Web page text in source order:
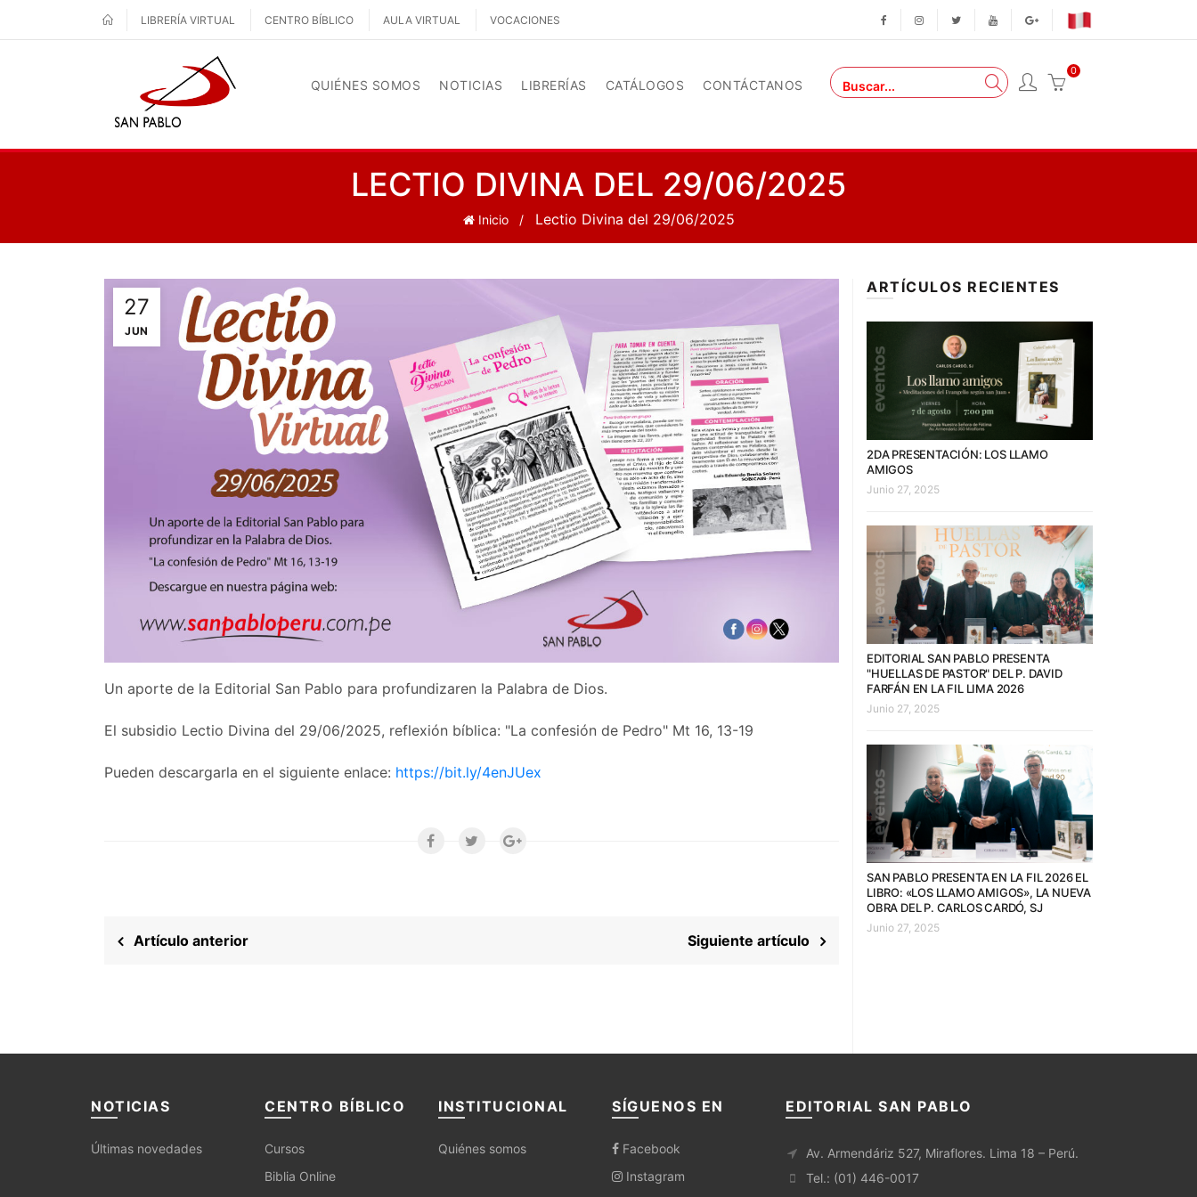
LIBRERÍA VIRTUAL CENTRO BÍBLICO AULA VIRTUAL VOCACIONES
QUIÉNES SOMOS NOTICIAS LIBRERÍAS CATÁLOGOS CONTÁCTANOS
0
LECTIO DIVINA DEL 29/06/2025
Inicio Lectio Divina del 29/06/2025
27
JUN
Un aporte de la Editorial San Pablo para profundizaren la Palabra de Dios.
El subsidio Lectio Divina del 29/06/2025, reflexión bíblica: "La confesión de Pedro" Mt 16, 13-19
Pueden descargarla en el siguiente enlace: https://bit.ly/4enJUex
Artículo anterior Siguiente artículo
ARTÍCULOS RECIENTES
2DA PRESENTACIÓN: LOS LLAMO
AMIGOS
Junio 27, 2025
EDITORIAL SAN PABLO PRESENTA
"HUELLAS DE PASTOR" DEL P. DAVID
FARFÁN EN LA FIL LIMA 2026
Junio 27, 2025
SAN PABLO PRESENTA EN LA FIL 2026 EL
LIBRO: «LOS LLAMO AMIGOS», LA NUEVA
OBRA DEL P. CARLOS CARDÓ, SJ
Junio 27, 2025
NOTICIAS
Últimas novedades
CENTRO BÍBLICO
Cursos
Biblia Online
INSTITUCIONAL
Quiénes somos
SÍGUENOS EN
Facebook
Instagram
EDITORIAL SAN PABLO
Av. Armendáriz 527, Miraflores. Lima 18 – Perú.
Tel.: (01) 446-0017